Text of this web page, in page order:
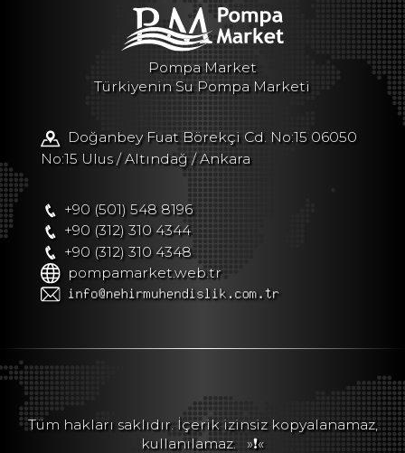
Pompa Market
Türkiyenin Su Pompa Marketi
Doğanbey Fuat Börekçi Cd. No:15 06050
No:15 Ulus / Altındağ / Ankara
+90 (501) 548 8196
+90 (312) 310 4344
+90 (312) 310 4348
pompamarket.web.tr
Tüm hakları saklıdır. İçerik izinsiz kopyalanamaz,
kullanılamaz.
»❗«